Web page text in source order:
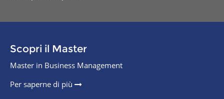
Scopri il Master
Master in Business Management
Per saperne di più